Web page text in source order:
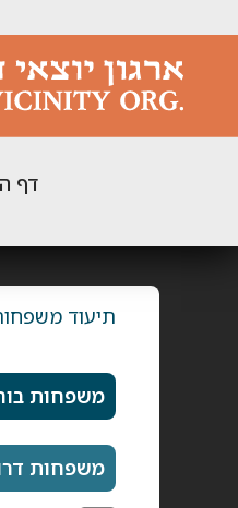
דף
תיעוד
משפחות
משפחות